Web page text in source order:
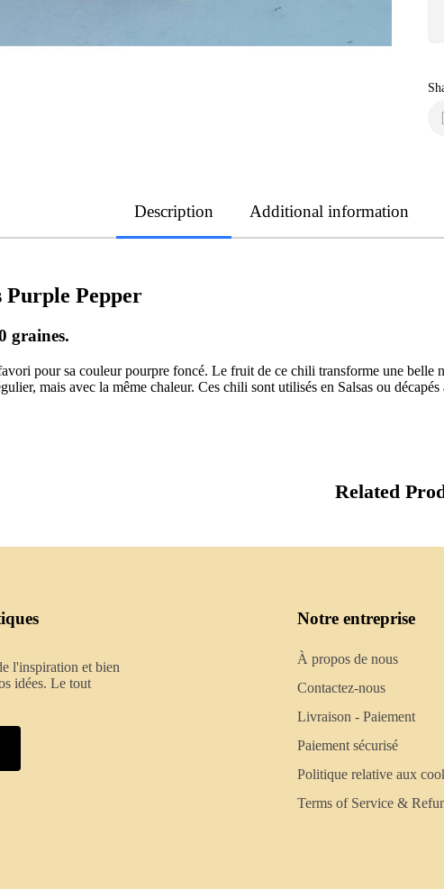
Description Additional information
Purple Pepper
graines.
pour sa couleur pourpre foncé. Le fruit de ce chili transforme une
mais avec la même chaleur. Ces chili sont utilisés en Salsas ou
Related
l'inspiration et bien
idées. Le tout
Notre entreprise
À propos de nous
Contactez-nous
Livraison - Paiement
Paiement sécurisé
Politique relative aux
Terms of Service &